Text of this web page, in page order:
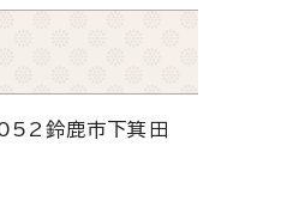
鈴鹿市下箕田